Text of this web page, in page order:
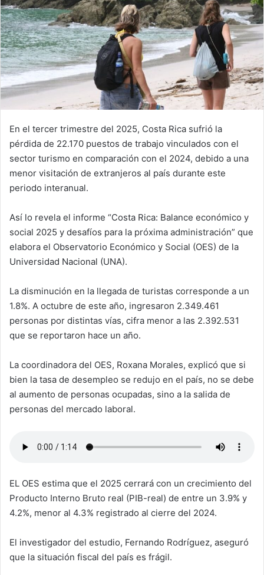
En el tercer trimestre del 2025, Costa Rica sufrió la
pérdida de 22.170 puestos de trabajo vinculados con el
sector turismo en comparación con el 2024, debido a una
menor visitación de extranjeros al país durante este
periodo interanual.
Así lo revela el informe “Costa Rica: Balance económico y
social 2025 y desafíos para la próxima administración” que
elabora el Observatorio Económico y Social (OES) de la
Universidad Nacional (UNA).
La disminución en la llegada de turistas corresponde a un
1.8%. A octubre de este año, ingresaron 2.349.461
personas por distintas vías, cifra menor a las 2.392.531
que se reportaron hace un año.
La coordinadora del OES, Roxana Morales, explicó que si
bien la tasa de desempleo se redujo en el país, no se debe
al aumento de personas ocupadas, sino a la salida de
personas del mercado laboral.
EL OES estima que el 2025 cerrará con un crecimiento del
Producto Interno Bruto real (PIB-real) de entre un 3.9% y
4.2%, menor al 4.3% registrado al cierre del 2024.
El investigador del estudio, Fernando Rodríguez, aseguró
que la situación fiscal del país es frágil.